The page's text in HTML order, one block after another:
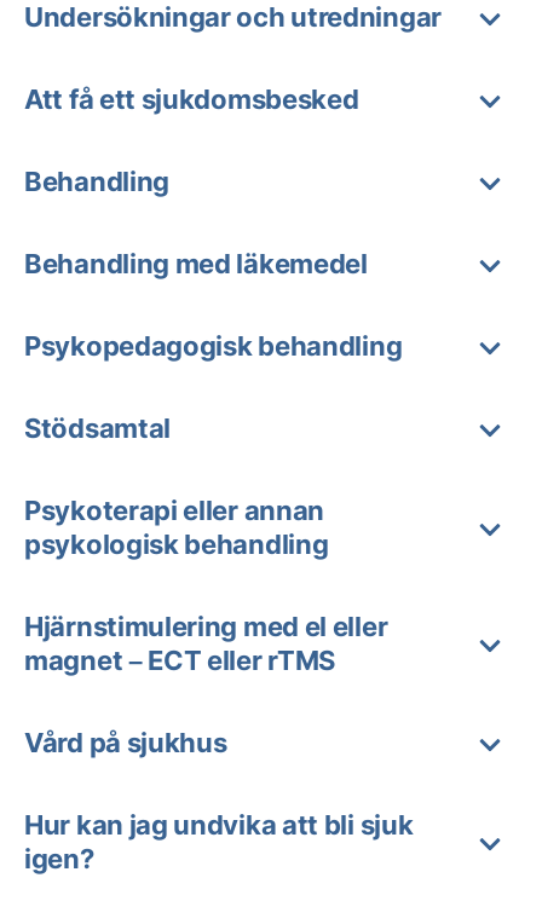
Undersökningar och utredningar
Att få ett sjukdomsbesked
Behandling
Behandling med läkemedel
Psykopedagogisk behandling
Stödsamtal
Psykoterapi eller annan
psykologisk behandling
Hjärnstimulering med el eller
magnet – ECT eller rTMS
Vård på sjukhus
Hur kan jag undvika att bli sjuk
igen?